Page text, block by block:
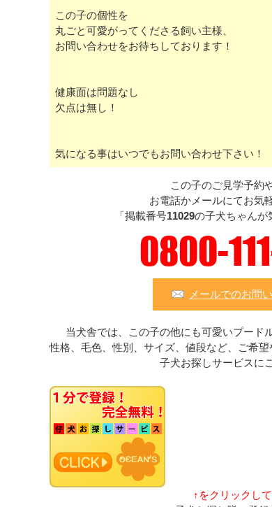
この子の個性を
丸ごと可愛がってくださる飼い主様、
お問い合わせをお待ちしております！
健康面は問題なし
欠点は無し！
気になる事はいつでもお問い合わせ下さい！
この子のご見学予約
お電話かメールにてお気
「掲載番号11029の子犬ちゃんが
0800-
メールでのお問
当犬舎では、この子の他にも可愛いプード
性格、毛色、性別、サイズ、値段など、ご希
子犬お探しサービスに
↑をクリックし